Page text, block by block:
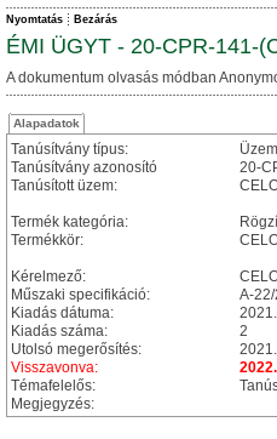
Nyomtatás Bezárás
ÉMI ÜGYT - 20-CPR-141-
A dokumentum olvasás módban
Alapadatok
Tanúsítvány típus:
Tanúsítvány azonosító
20-
Tanúsított üzem:
Termék kategória:
Termékkör:
Kérelmező:
Műszaki specifikáció:
A-
Kiadás dátuma:
Kiadás száma:
2
Utolsó megerősítés:
Visszavonva:
Témafelelős:
Megjegyzés: